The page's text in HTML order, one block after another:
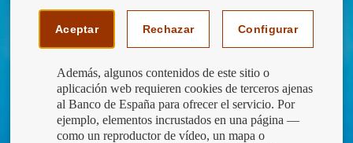
Aceptar Rechazar Configurar
Además, algunos contenidos de este sitio o
aplicación web requieren cookies de terceros ajenas
al Banco de España para ofrecer el servicio. Por
ejemplo, elementos incrustados en una página —
como un reproductor de vídeo, un mapa o